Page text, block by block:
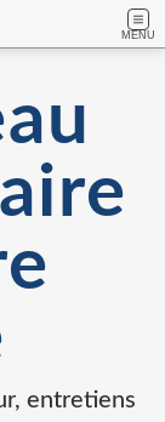
MENU
entretiens